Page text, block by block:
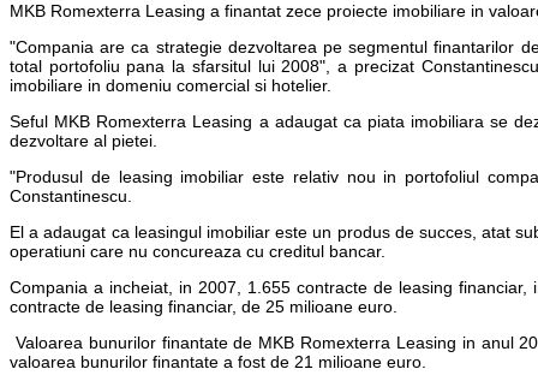
MKB Romexterra Leasing a finantat zece proiecte imobiliare in
"Compania are ca strategie dezvoltarea pe segmentul finantarilor
total portofoliu pana la sfarsitul lui 2008", a precizat
imobiliare in domeniu comercial si hotelier.
Seful MKB Romexterra Leasing a adaugat ca piata imobiliara se
dezvoltare al pietei.
"Produsul de leasing imobiliar este relativ nou in portofoliul
Constantinescu.
El a adaugat ca leasingul imobiliar este un produs de succes, atat
operatiuni care nu concureaza cu creditul bancar.
Compania a incheiat, in 2007, 1.655 contracte de leasing
contracte de leasing financiar, de 25 milioane euro.
Valoarea bunurilor finantate de MKB Romexterra Leasing in anul
valoarea bunurilor finantate a fost de 21 milioane euro.